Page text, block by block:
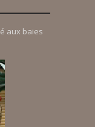
aux baies